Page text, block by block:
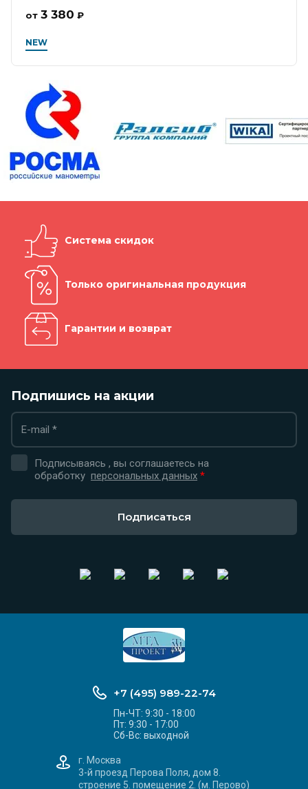
NEW
от 3 380 ₽
Система скидок
Только оригинальная продукция
Гарантии и возврат
Подпишись на акции
Подписываясь , вы соглашаетесь на
обработку персональных данных *
Подписаться
+7 (495) 989-22-74
Пн-ЧТ: 9:30 - 18:00
Пт: 9:30 - 17:00
Сб-Вс: выходной
г. Москва
3-й проезд Перова Поля, дом 8.
строение 5. помещение 2. (м. Перово)